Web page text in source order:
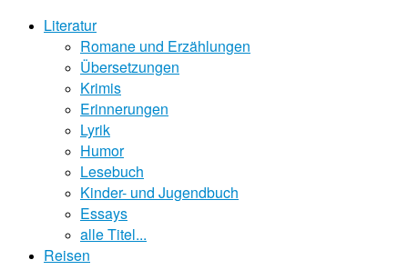
Literatur
Romane und Erzählungen
Übersetzungen
Krimis
Erinnerungen
Lyrik
Humor
Lesebuch
Kinder- und Jugendbuch
Essays
alle Titel...
Reisen